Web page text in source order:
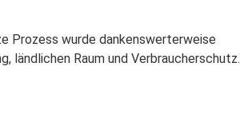
Prozess wurde dankenswerterweise
ländlichen Raum und Verbraucherschutz.